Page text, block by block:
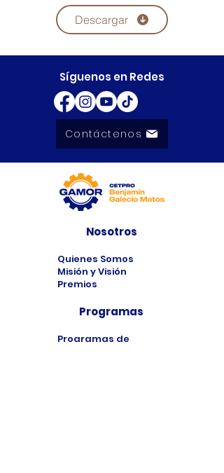
Descargar
Síguenos en Redes
Contáctenos
Nosotros
Quienes Somos
Misión y Visión
Premios
Programas
Programas de